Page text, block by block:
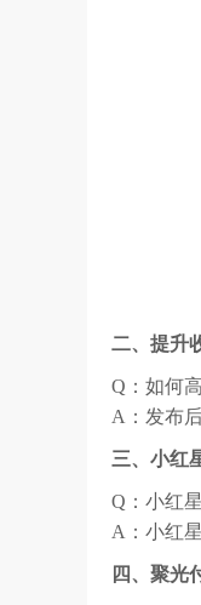
二、提升
Q：如何
A：发布
三、小红
Q：小红
A：小红
四、聚光